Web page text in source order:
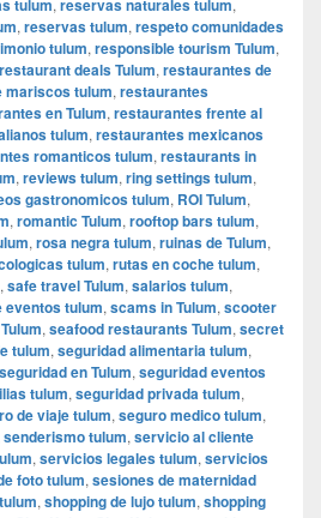
tulum reservas naturales tulum
, reservas tulum, respeto comunidades
tulum, responsible tourism Tulum,
restaurant deals Tulum, restaurantes de
mariscos tulum, restaurantes
en Tulum, restaurantes frente al
tulum, restaurantes mexicanos
romanticos tulum, restaurants in
, reviews tulum, ring settings tulum,
gastronomicos tulum, ROI Tulum,
, romantic Tulum, rooftop bars tulum,
, rosa negra tulum, ruinas de Tulum,
tulum, rutas en coche tulum,
, safe travel Tulum, salarios tulum,
eventos tulum, scams in Tulum, scooter
, seafood restaurants Tulum, secret
tulum, seguridad alimentaria tulum,
seguridad en Tulum, seguridad eventos
tulum, seguridad privada tulum,
de viaje tulum, seguro medico tulum,
senderismo tulum, servicio al cliente
, servicios legales tulum, servicios
foto tulum, sesiones de maternidad
, shopping de lujo tulum, shopping